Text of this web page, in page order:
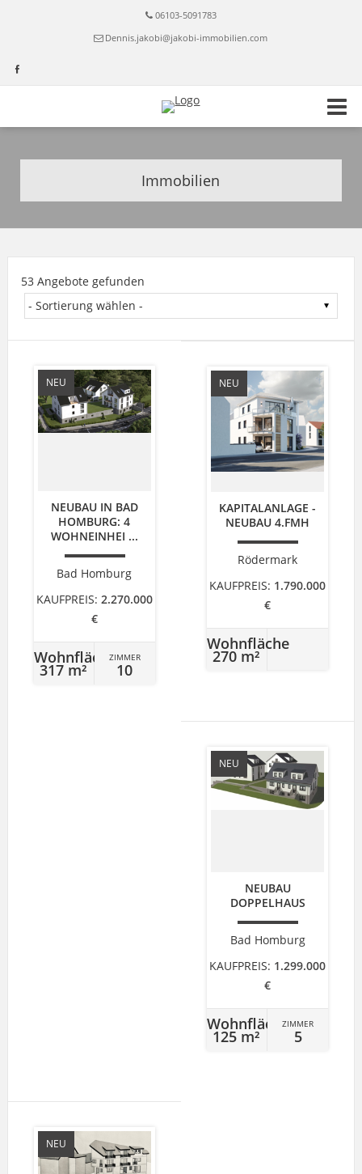
06103-5091783
Dennis.jakobi@jakobi-immobilien.com
Immobilien
53 Angebote gefunden
NEU
NEUBAU IN BAD
HOMBURG: 4
WOHNEINHEI ...
Bad Homburg
KAUFPREIS: 2.270.000
€
Wohnfläche
317 m²
ZIMMER
10
NEU
KAPITALANLAGE -
NEUBAU 4.FMH
Rödermark
KAUFPREIS: 1.790.000
€
Wohnfläche
270 m²
NEU
NEUBAU
DOPPELHAUS
Bad Homburg
KAUFPREIS: 1.299.000
€
Wohnfläche
125 m²
ZIMMER
5
NEU